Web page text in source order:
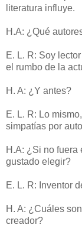
literatura influye.
H.A: ¿Qué
E. L. R: Soy
el rumbo de la
H. A: ¿Y antes?
E. L. R: Lo
simpatías por
H.A: ¿Si no fuera
gustado elegir?
E. L. R: Inventor
H. A: ¿Cuáles
creador?